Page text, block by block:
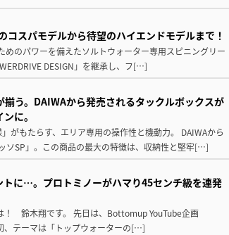
スパモデルから待望のハイエンドモデルまで！
めのパワーを備えたソルトウォーター専用スピニングリー
DESIGN」を継承し、フ[…]
う。DAIWAから発売されるタックルボックスが
に。
がもたらす、エリア専用の操作性と機動力。 DAIWAから
SP」。この商品の最大の特徴は、収納性と堅牢[…]
トに…。プロトミノーがハマり45センチ級を連発
！ 鈴木翔です。 先日は、Bottomup YouTube企画
、テーマは「トップウォーターの[…]